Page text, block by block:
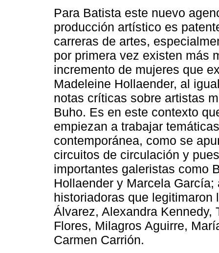
Para Batista este nuevo
producción artístico es
carreras de artes,
por primera vez existen más
incremento de mujeres que
Madeleine Hollaender, al
notas críticas sobre artistas
Buho. Es en este contexto
empiezan a trabajar
contemporánea, como se
circuitos de circulación y
importantes galeristas como
Hollaender y Marcela
historiadoras que
Álvarez, Alexandra
Flores, Milagros Aguirre,
Carmen Carrión.